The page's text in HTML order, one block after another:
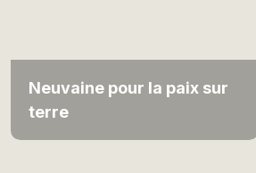
Neuvaine pour la paix sur
terre